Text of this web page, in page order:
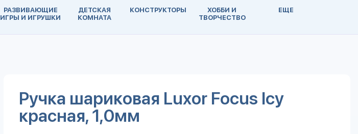
РАЗВИВАЮЩИЕ
ИГРЫ И ИГРУШКИ
ДЕТСКАЯ
КОМНАТА
КОНСТРУКТОРЫ
ХОББИ И
ТВОРЧЕСТВО
ЕЩЕ
Ручка шариковая Luxor Focus Icy
красная, 1,0мм